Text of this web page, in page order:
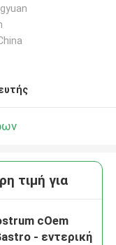
τιμή για
cOem
- εντερική